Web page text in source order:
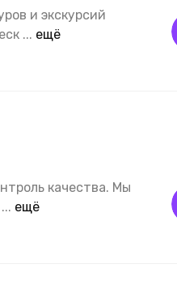
и экскурсий
... ещё
качества. Мы
... ещё